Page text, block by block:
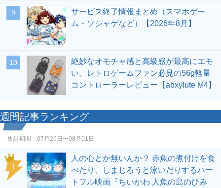
9
サービス終了情報まとめ（スマホゲー
ム・ソシャゲなど）【2026年8月】
10
絶妙なオモチャ感と高級感が最高にエモ
い。レトロゲームファン必見の56g軽量
コントローラーレビュー【abxylute M4】
週間記事ランキング
集計期間： 07月26日〜08月01日
1
人の心とか無いんか？ 赤魚の煮付けを食
べたり、しまじろうと泳いだりするハー
トフル映画『ちいかわ 人魚の島のひみ